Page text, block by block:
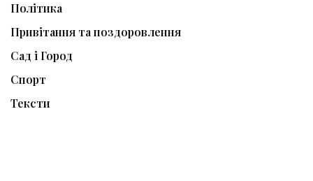
Політика
Привітання та поздоровлення
Сад і Город
Спорт
Тексти